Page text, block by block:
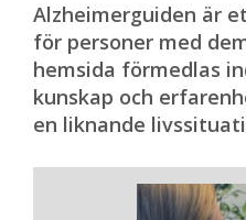
Alzheimerguiden är
för personer med
hemsida förmedlas
kunskap och
en liknande